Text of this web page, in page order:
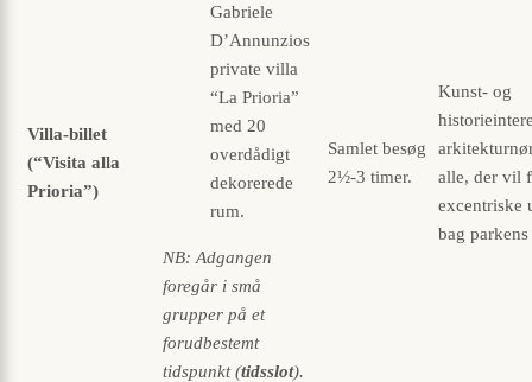
Villa-billet
(“Visita alla
Prioria”)
Gabriele
D’Annunzios
private villa
“La Prioria”
med 20
overdådigt
dekorerede
rum.
NB: Adgangen
foregår i små
grupper på et
forudbestemt
tidspunkt (tids­slot).
Samlet besøg
2½-3 timer.
Kunst- og
alle, der vil
excentriske
bag